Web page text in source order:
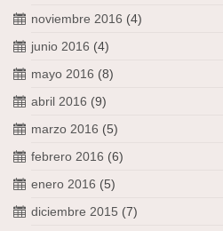
noviembre 2016 (4)
junio 2016 (4)
mayo 2016 (8)
abril 2016 (9)
marzo 2016 (5)
febrero 2016 (6)
enero 2016 (5)
diciembre 2015 (7)